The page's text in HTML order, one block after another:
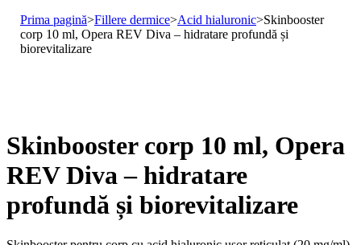
Prima pagină>Fillere dermice>Acid hialuronic>Skinbooster
corp 10 ml, Opera REV Diva – hidratare profundă și
biorevitalizare
Skinbooster corp 10 ml, Opera
REV Diva – hidratare
profundă și biorevitalizare